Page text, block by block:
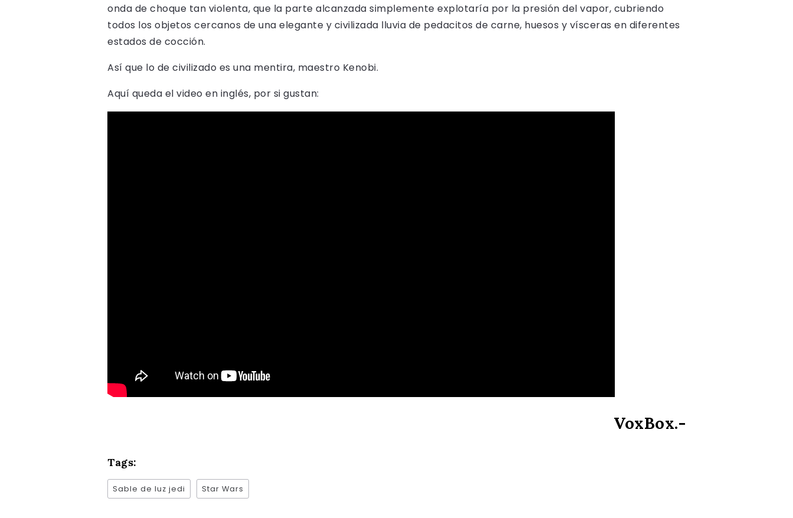
onda de choque tan violenta, que la parte alcanzada simplemente explotaría por la presión del vapor, cubriendo
todos los objetos cercanos de una elegante y civilizada lluvia de pedacitos de carne, huesos y vísceras en diferentes
estados de cocción.
Así que lo de civilizado es una mentira, maestro Kenobi.
Aquí queda el video en inglés, por si gustan:
VoxBox.-
Tags:
Sable de luz jedi Star Wars